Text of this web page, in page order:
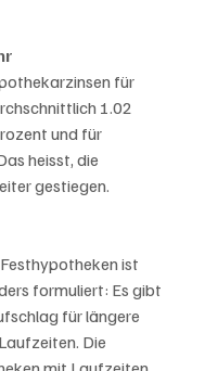
für
1.02
und für
heisst, die
gestiegen.
ist
formuliert: Es gibt
für längere
Die